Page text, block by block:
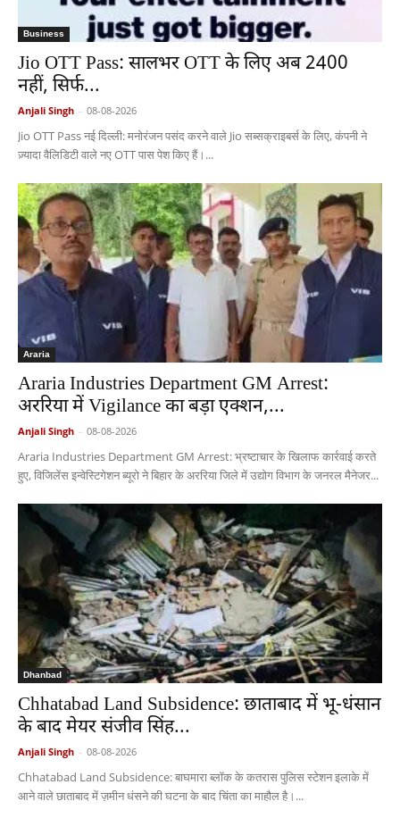
Business
Jio OTT Pass: सालभर OTT के लिए अब 2400
नहीं, सिर्फ...
Anjali Singh - 08-08-2026
Jio OTT Pass नई दिल्ली: मनोरंजन पसंद करने वाले Jio सब्सक्राइबर्स के लिए, कंपनी ने
ज़्यादा वैलिडिटी वाले नए OTT पास पेश किए हैं।...
Araria
Araria Industries Department GM Arrest:
अररिया में Vigilance का बड़ा एक्शन,...
Anjali Singh - 08-08-2026
Araria Industries Department GM Arrest: भ्रष्टाचार के खिलाफ कार्रवाई करते
हुए, विजिलेंस इन्वेस्टिगेशन ब्यूरो ने बिहार के अररिया जिले में उद्योग विभाग के जनरल मैनेजर...
Dhanbad
Chhatabad Land Subsidence: छाताबाद में भू-धंसान
के बाद मेयर संजीव सिंह...
Anjali Singh - 08-08-2026
Chhatabad Land Subsidence: बाघमारा ब्लॉक के कतरास पुलिस स्टेशन इलाके में
आने वाले छाताबाद में ज़मीन धंसने की घटना के बाद चिंता का माहौल है।...